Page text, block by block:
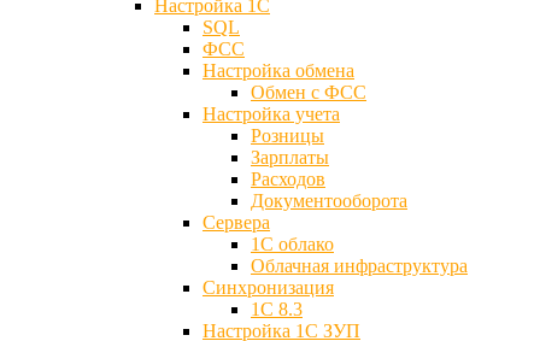
Настройка 1С
SQL
ФСС
Настройка обмена
Обмен с ФСС
Настройка учета
Розницы
Зарплаты
Расходов
Документооборота
Сервера
1С облако
Облачная инфраструктура
Синхронизация
1С 8.3
Настройка 1С ЗУП